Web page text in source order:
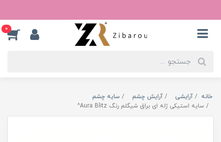
0
خانه آرایشی آرایش چشم
سایه چشم
سایه استیکی ژله ای براق شیگلم رنگ Aura Blitz^